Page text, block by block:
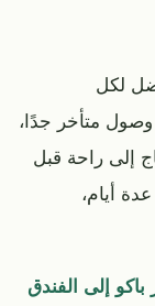
لكل
متأخر جدًا،
إلى راحة قبل
أيام،
إلى الفندق